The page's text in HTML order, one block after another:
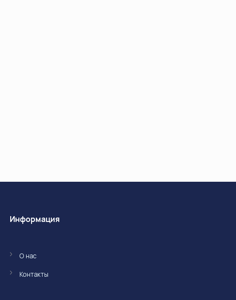
Информация
О нас
Контакты